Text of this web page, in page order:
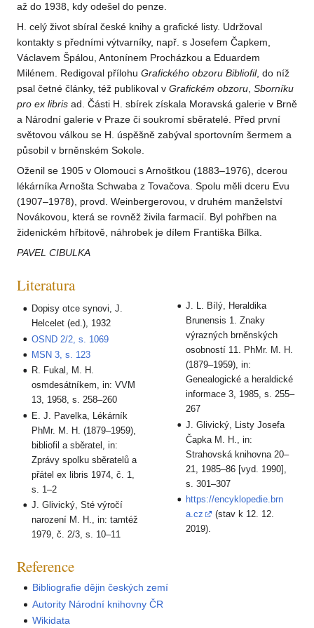
až do 1938, kdy odešel do penze.
H. celý život sbíral české knihy a grafické listy. Udržoval
kontakty s předními výtvarníky, např. s Josefem Čapkem,
Václavem Špálou, Antonínem Procházkou a Eduardem
Milénem. Redigoval přílohu Grafického obzoru Bibliofil, do níž
psal četné články, též publikoval v Grafickém obzoru Sborníku
pro ex libris ad. Části H. sbírek získala Moravská galerie v Brně
a Národní galerie v Praze či soukromí sběratelé. Před první
světovou válkou se H. úspěšně zabýval sportovním šermem a
působil v brněnském Sokole.
Oženil se 1905 v Olomouci s Arnoštkou (1883–1976), dcerou
lékárníka Arnošta Schwaba z Tovačova. Spolu měli dceru Evu
(1907–1978), provd. Weinbergerovou, v druhém manželství
Novákovou, která se rovněž živila farmacií. Byl pohřben na
židenickém hřbitově, náhrobek je dílem Františka Bílka.
PAVEL CIBULKA
Literatura
Dopisy otce synovi, J.
Helcelet (ed.), 1932
OSND 2/2, s. 1069
MSN 3, s. 123
R. Fukal, M. H.
osmdesátníkem, in: VVM
13, 1958, s. 258–260
E. J. Pavelka, Lékárník
PhMr. M. H. (1879–1959),
bibliofil a sběratel, in:
Zprávy spolku sběratelů a
přátel ex libris 1974, č. 1,
s. 1–2
J. Glivický, Sté výročí
narození M. H., in: tamtéž
1979, č. 2/3, s. 10–11
J. L. Bílý, Heraldika
Brunensis 1. Znaky
výrazných brněnských
osobností 11. PhMr. M. H.
(1879–1959), in:
Genealogické a heraldické
informace 3, 1985, s. 255–
267
J. Glivický, Listy Josefa
Čapka M. H., in:
Strahovská knihovna 20–
21, 1985–86 [vyd. 1990],
s. 301–307
https://encyklopedie.brn
a.cz
(stav k 12. 12.
2019).
Reference
Bibliografie dějin českých zemí
Autority Národní knihovny ČR
Wikidata